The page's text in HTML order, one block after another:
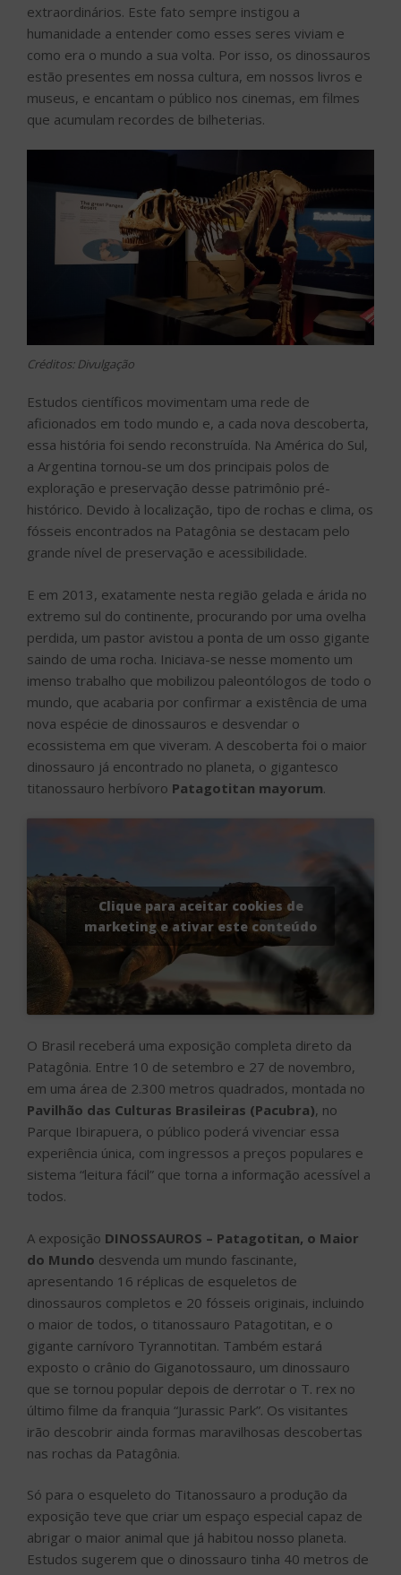
extraordinários. Este fato sempre instigou a
humanidade a entender como esses seres viviam e
como era o mundo a sua volta. Por isso, os dinossauros
estão presentes em nossa cultura, em nossos livros e
museus, e encantam o público nos cinemas, em filmes
que acumulam recordes de bilheterias.
Créditos: Divulgação
Estudos científicos movimentam uma rede de
aficionados em todo mundo e, a cada nova descoberta,
essa história foi sendo reconstruída. Na América do Sul,
a Argentina tornou-se um dos principais polos de
exploração e preservação desse patrimônio pré-
histórico. Devido à localização, tipo de rochas e clima, os
fósseis encontrados na Patagônia se destacam pelo
grande nível de preservação e acessibilidade.
E em 2013, exatamente nesta região gelada e árida no
extremo sul do continente, procurando por uma ovelha
perdida, um pastor avistou a ponta de um osso gigante
saindo de uma rocha. Iniciava-se nesse momento um
imenso trabalho que mobilizou paleontólogos de todo o
mundo, que acabaria por confirmar a existência de uma
nova espécie de dinossauros e desvendar o
ecossistema em que viveram. A descoberta foi o maior
dinossauro já encontrado no planeta, o gigantesco
titanossauro herbívoro Patagotitan mayorum.
Clique para aceitar cookies de
marketing e ativar este conteúdo
O Brasil receberá uma exposição completa direto da
Patagônia. Entre 10 de setembro e 27 de novembro,
em uma área de 2.300 metros quadrados, montada no
Pavilhão das Culturas Brasileiras (Pacubra), no
Parque Ibirapuera, o público poderá vivenciar essa
experiência única, com ingressos a preços populares e
sistema “leitura fácil” que torna a informação acessível a
todos.
A exposição DINOSSAUROS – Patagotitan, o Maior
do Mundo desvenda um mundo fascinante,
apresentando 16 réplicas de esqueletos de
dinossauros completos e 20 fósseis originais, incluindo
o maior de todos, o titanossauro Patagotitan, e o
gigante carnívoro Tyrannotitan. Também estará
exposto o crânio do Giganotossauro, um dinossauro
que se tornou popular depois de derrotar o T. rex no
último filme da franquia “Jurassic Park”. Os visitantes
irão descobrir ainda formas maravilhosas descobertas
nas rochas da Patagônia.
Só para o esqueleto do Titanossauro a produção da
exposição teve que criar um espaço especial capaz de
abrigar o maior animal que já habitou nosso planeta.
Estudos sugerem que o dinossauro tinha 40 metros de